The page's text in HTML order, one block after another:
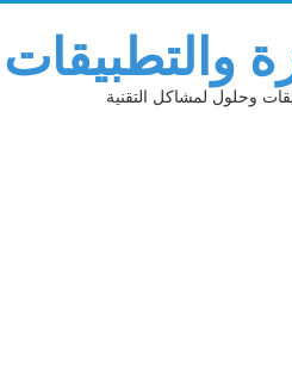
والتطبيقات
وحلول لمشاكل التقنية